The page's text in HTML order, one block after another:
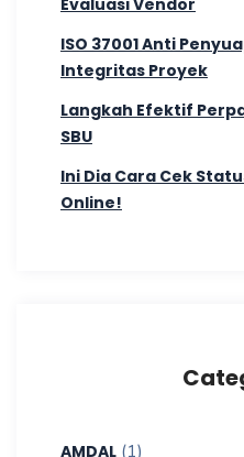
ISO 37001 Anti
Integritas Proyek
Langkah Efektif
SBU
Ini Dia Cara Cek
Online!
AMDAL (1)